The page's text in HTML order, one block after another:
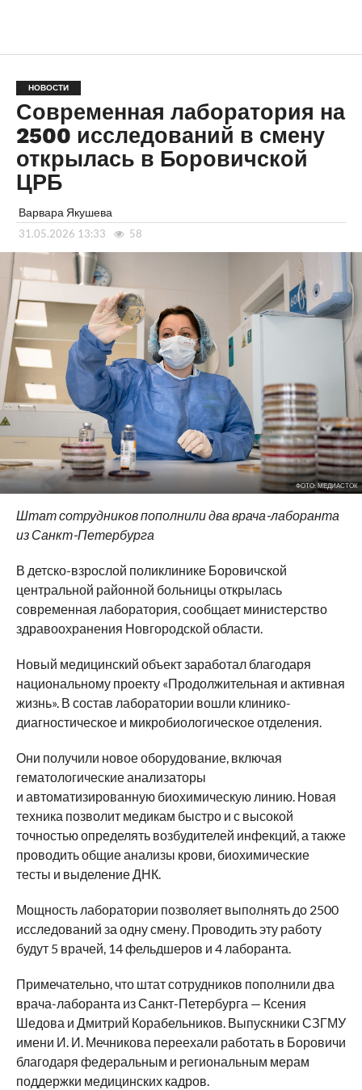
НОВОСТИ
Современная лаборатория на
2500 исследований в смену
открылась в Боровичской
ЦРБ
Варвара Якушева
31.05.2026 13:33 58
ФОТО: МЕДИАСТОК
Штат сотрудников пополнили два врача-лаборанта
из Санкт-Петербурга
В детско-взрослой поликлинике Боровичской
центральной районной больницы открылась
современная лаборатория, сообщает министерство
здравоохранения Новгородской области.
Новый медицинский объект заработал благодаря
национальному проекту «Продолжительная и активная
жизнь». В состав лаборатории вошли клинико-
диагностическое и микробиологическое отделения.
Они получили новое оборудование, включая
гематологические анализаторы
и автоматизированную биохимическую линию. Новая
техника позволит медикам быстро и с высокой
точностью определять возбудителей инфекций, а также
проводить общие анализы крови, биохимические
тесты и выделение ДНК.
Мощность лаборатории позволяет выполнять до 2500
исследований за одну смену. Проводить эту работу
будут 5 врачей, 14 фельдшеров и 4 лаборанта.
Примечательно, что штат сотрудников пополнили два
врача-лаборанта из Санкт-Петербурга — Ксения
Шедова и Дмитрий Корабельников. Выпускники СЗГМУ
имени И. И. Мечникова переехали работать в Боровичи
благодаря федеральным и региональным мерам
поддержки медицинских кадров.